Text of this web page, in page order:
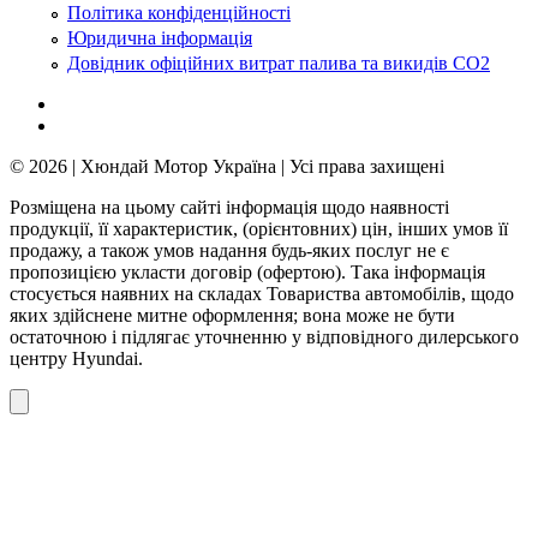
Політика конфіденційності
Юридична інформація
Довідник офіційних витрат палива та викидів СО2
© 2026 | Хюндай Мотор Україна | Усі права захищені
Розміщена на цьому сайті інформація щодо наявності
продукції, її характеристик, (орієнтовних) цін, інших умов її
продажу, а також умов надання будь-яких послуг не є
пропозицією укласти договір (офертою). Така інформація
стосується наявних на складах Товариства автомобілів, щодо
яких здійснене митне оформлення; вона може не бути
остаточною і підлягає уточненню у відповідного дилерського
центру Hyundai.